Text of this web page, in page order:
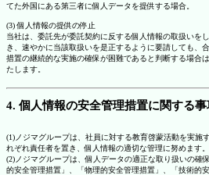
てた外国にある第三者に個人データを提供する場合。
(3) 個人情報の提供の停止
当社は、委託先が委託契約に反する個人情報の取扱いを
き、速やかに当該取扱いを是正するように要請しても、
措置の継続的な実施の確保が困難であると判断する場合
たします。
4. 個人情報の安全管理措置に関する事
(1)ノジマグループは、社員に対する教育啓蒙活動を実施
れぞれ責任者を置き、個人情報の適切な管理に努めます。
(2)ノジマグループは、個人データの適正な取り扱いの確
的安全管理措置」、「物理的安全管理措置」、「技術的